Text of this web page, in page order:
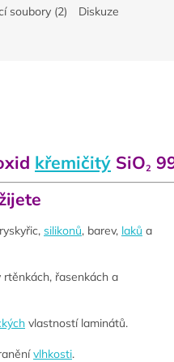
soubory (2) Diskuze
křemičitý SiO2
silikonů, barev, laků a
rtěnkách, řasenkách a
vlastností laminátů.
vlhkosti.